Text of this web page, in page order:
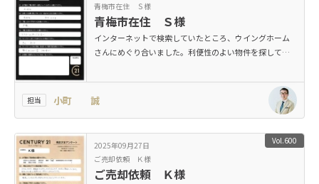
青梅市在住 Ｓ様
青梅市在住 Ｓ様
インターネットで検索していたところ、ウイングホーム
さんにめぐり合いました。利便性のよい物件を探してい
は小さくとも納得のいく住まいに出会えました
担当 小町 誠
Vol.600
2025年09月27日
ご売却依頼 Ｋ様
ご売却依頼 Ｋ様